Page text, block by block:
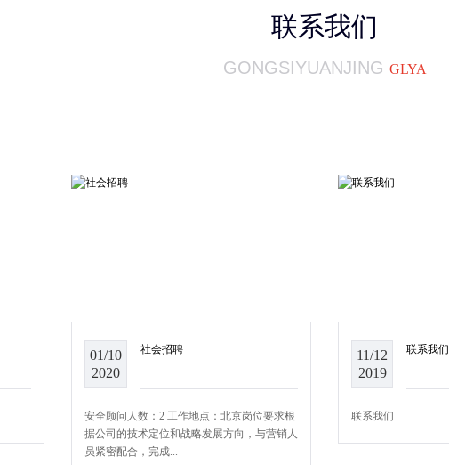
联系我们
GONGSIYUANJING GLYA
01/10
2020
社会招聘
安全顾问人数：2 工作地点：北京岗位要求根
据公司的技术定位和战略发展方向，与营销人
员紧密配合，完成...
11/12
2019
联系我们
联系我们